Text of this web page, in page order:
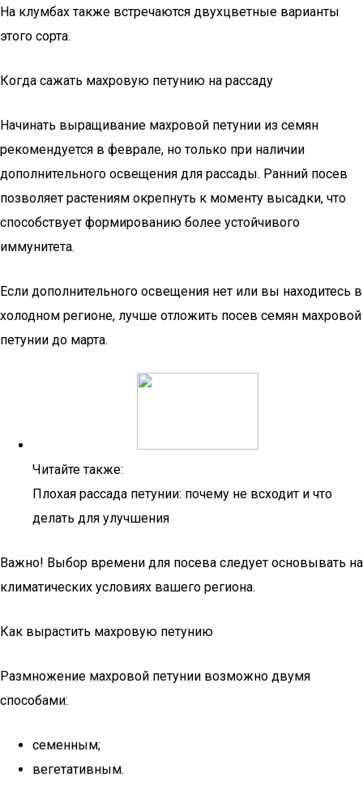
На клумбах также встречаются двухцветные варианты
этого сорта.
Когда сажать махровую петунию на рассаду
Начинать выращивание махровой петунии из семян
рекомендуется в феврале, но только при наличии
дополнительного освещения для рассады. Ранний посев
позволяет растениям окрепнуть к моменту высадки, что
способствует формированию более устойчивого
иммунитета.
Если дополнительного освещения нет или вы находитесь в
холодном регионе, лучше отложить посев семян махровой
петунии до марта.
Читайте также:
Плохая рассада петунии: почему не всходит и что
делать для улучшения
Важно! Выбор времени для посева следует основывать на
климатических условиях вашего региона.
Как вырастить махровую петунию
Размножение махровой петунии возможно двумя
способами:
семенным;
вегетативным.